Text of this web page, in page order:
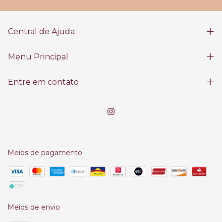
Central de Ajuda
Menu Principal
Entre em contato
Meios de pagamento
Meios de envio